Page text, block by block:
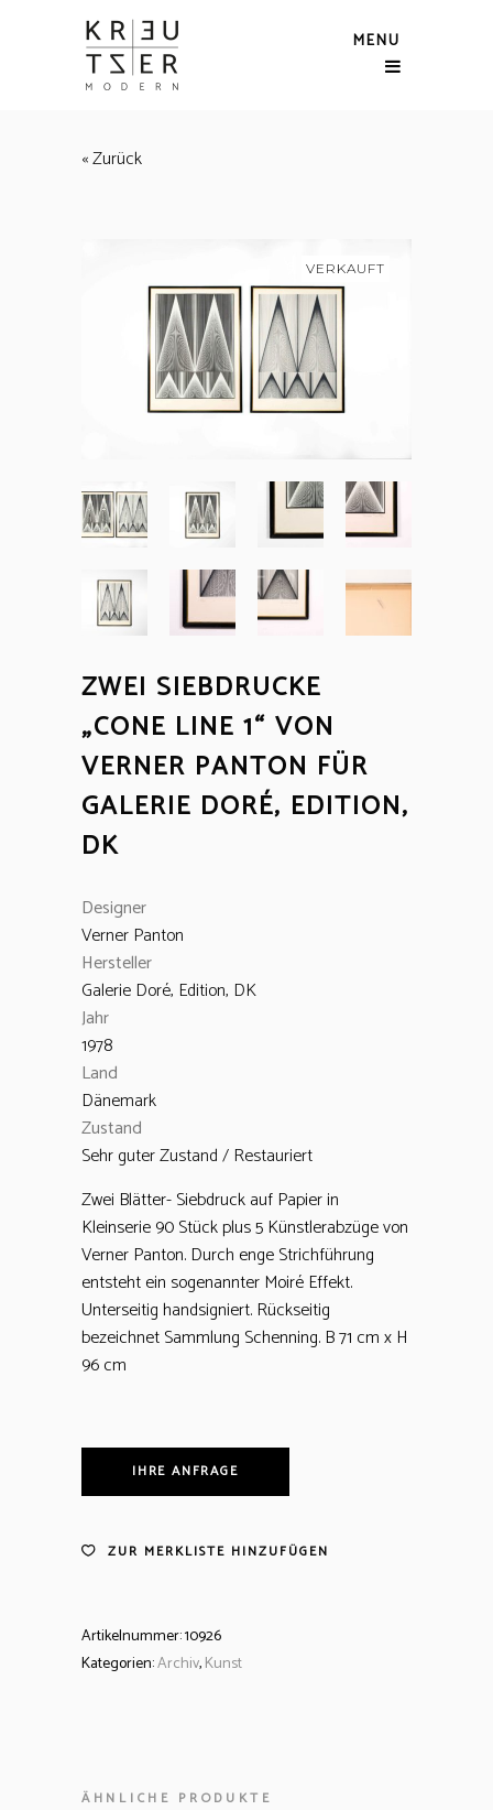
MENU
« Zurück
VERKAUFT
ZWEI SIEBDRUCKE
„CONE LINE 1“ VON
VERNER PANTON FÜR
GALERIE DORÉ, EDITION,
DK
Designer
Verner Panton
Hersteller
Galerie Doré, Edition, DK
Jahr
1978
Land
Dänemark
Zustand
Sehr guter Zustand / Restauriert
Zwei Blätter- Siebdruck auf Papier in
Kleinserie 90 Stück plus 5 Künstlerabzüge von
Verner Panton. Durch enge Strichführung
entsteht ein sogenannter Moiré Effekt.
Unterseitig handsigniert. Rückseitig
bezeichnet Sammlung Schenning. B 71 cm x H
96 cm
IHRE ANFRAGE
ZUR MERKLISTE HINZUFÜGEN
Artikelnummer:10926
Kategorien:Archiv,Kunst
ÄHNLICHE PRODUKTE